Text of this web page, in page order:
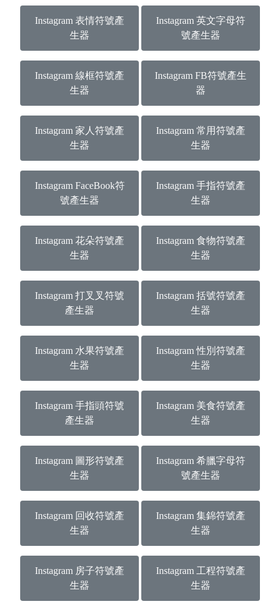
Instagram 表情符號產
生器
Instagram 英文字母符
號產生器
Instagram 線框符號產
生器
Instagram FB符號產生
器
Instagram 家人符號產
生器
Instagram 常用符號產
生器
Instagram FaceBook符
號產生器
Instagram 手指符號產
生器
Instagram 花朵符號產
生器
Instagram 食物符號產
生器
Instagram 打叉叉符號
產生器
Instagram 括號符號產
生器
Instagram 水果符號產
生器
Instagram 性別符號產
生器
Instagram 手指頭符號
產生器
Instagram 美食符號產
生器
Instagram 圖形符號產
生器
Instagram 希臘字母符
號產生器
Instagram 回收符號產
生器
Instagram 集錦符號產
生器
Instagram 房子符號產
生器
Instagram 工程符號產
生器